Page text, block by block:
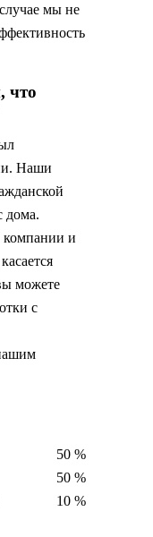
мы не
что
Наши
дома.
компании и
можете
с
50 %
50 %
10 %